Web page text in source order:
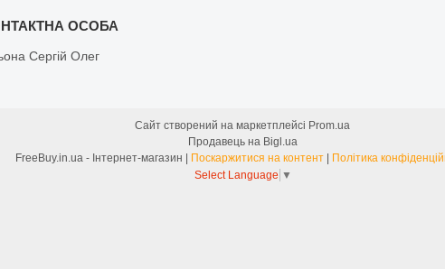
Сергій Олег
Сайт створений на маркетплейсі Prom.ua
Продавець на Bigl.ua
Поскаржитися на контент
Політика
Select Language ▼